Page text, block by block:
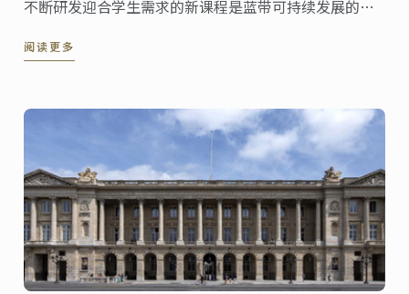
不断研发迎合学生需求的新课程是蓝带可持续发展的核
程。
阅读更多